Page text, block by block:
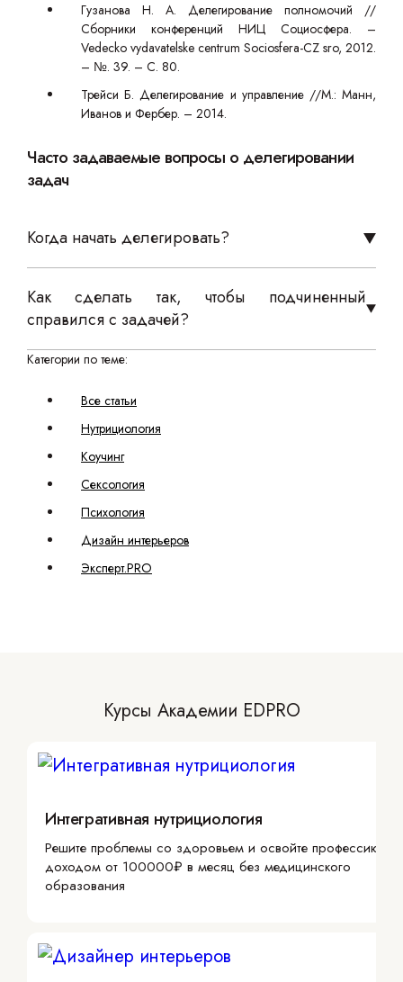
Гузанова Н. А. Делегирование полномочий //
Сборники конференций НИЦ Социосфера. –
Vedecko vydavatelske centrum Sociosfera-CZ sro, 2012.
– №. 39. – С. 80.
Трейси Б. Делегирование и управление //М.: Манн,
Иванов и Фербер. – 2014.
Часто задаваемые вопросы о делегировании
задач
Когда начать делегировать?
Как сделать так, чтобы подчиненный
справился с задачей?
Категории по теме:
Все статьи
Нутрициология
Коучинг
Сексология
Психология
Дизайн интерьеров
Эксперт.PRO
Курсы Академии EDPRO
Интегративная нутрициология
Решите проблемы со здоровьем и освойте профессию с
доходом от 100000₽ в месяц без медицинского
образования